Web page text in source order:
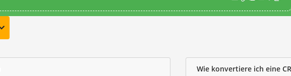
Wie konvertiere ich eine